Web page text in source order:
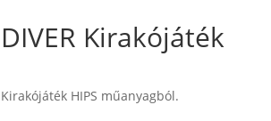
DIVER Kirakójáték
Kirakójáték HIPS műanyagból.